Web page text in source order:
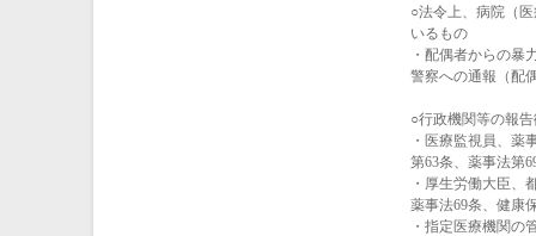
○法令上、病院（
いるもの
・配偶者からの暴
警察への通報（配
○行政機関等の報
・医療監視員、薬
第63条、薬事法第
・厚生労働大臣、
薬事法69条、健康
・指定医療機関の